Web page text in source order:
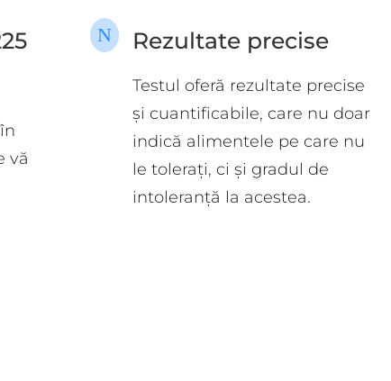
vă
N Rezultate precise
Testul oferă rezultate precise
și cuantificabile, care nu doar
indică alimentele pe care nu
le tolerați, ci și gradul de
intoleranță la acestea.